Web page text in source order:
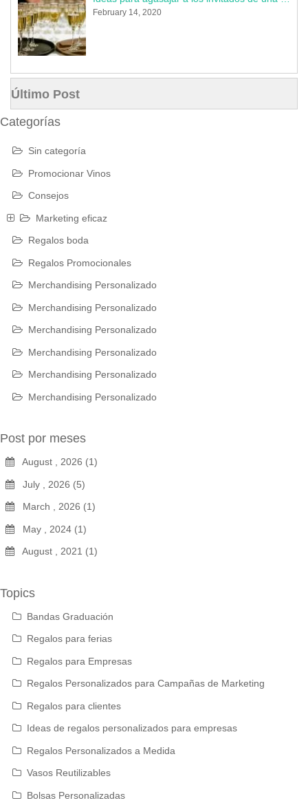
February 14, 2020
Último Post
Categorías
Sin categoría
Promocionar Vinos
Consejos
Marketing eficaz
Regalos boda
Regalos Promocionales
Merchandising Personalizado
Merchandising Personalizado
Merchandising Personalizado
Merchandising Personalizado
Merchandising Personalizado
Merchandising Personalizado
Post por meses
August , 2026 (1)
July , 2026 (5)
March , 2026 (1)
May , 2024 (1)
August , 2021 (1)
Topics
Bandas Graduación
Regalos para ferias
Regalos para Empresas
Regalos Personalizados para Campañas de Marketing
Regalos para clientes
Ideas de regalos personalizados para empresas
Regalos Personalizados a Medida
Vasos Reutilizables
Bolsas Personalizadas